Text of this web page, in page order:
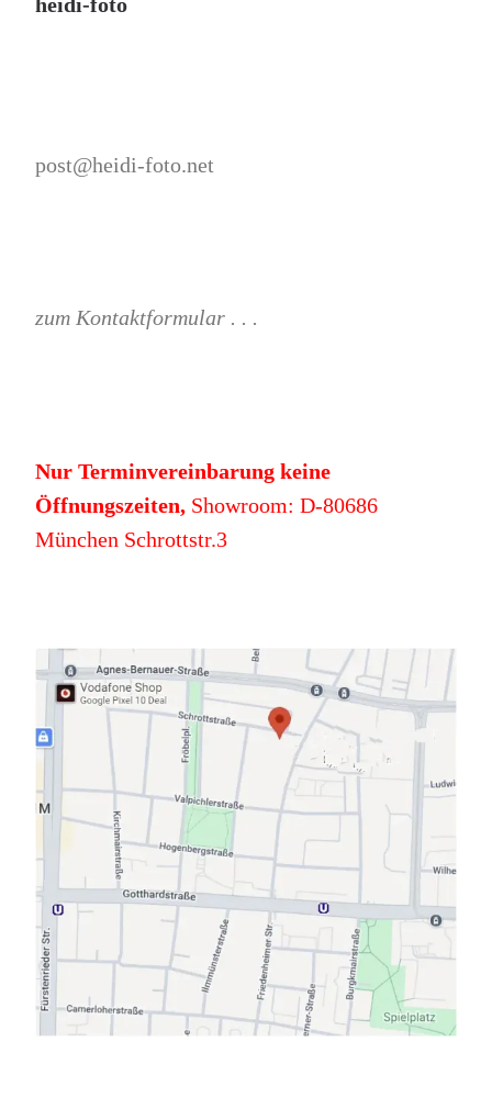
post@heidi-foto.net
zum Kontaktformular . . .
Nur Terminvereinbarung keine
Öffnungszeiten,Showroom: D-80686
München Schrottstr.3